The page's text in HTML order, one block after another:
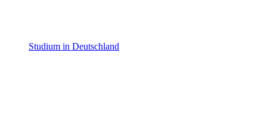
Studium in Deutschland